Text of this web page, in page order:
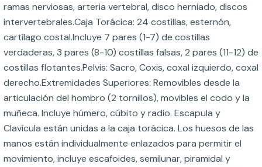
ramas nerviosas, arteria vertebral, disco herniado, discos
intervertebrales.Caja Torácica: 24 costillas, esternón,
cartílago costal.Incluye 7 pares (1-7) de costillas
verdaderas, 3 pares (8-10) costillas falsas, 2 pares (11-12) de
costillas flotantes.Pelvis: Sacro, Coxis, coxal izquierdo, coxal
derecho.Extremidades Superiores: Removibles desde la
articulación del hombro (2 tornillos), movibles el codo y la
muñeca. Incluye húmero, cúbito y radio. Escapula y
Clavícula están unidas a la caja torácica. Los huesos de las
manos están individualmente enlazados para permitir el
movimiento, incluye escafoides, semilunar, piramidal y